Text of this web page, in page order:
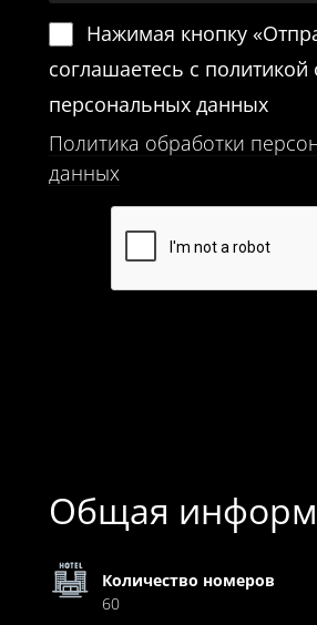
Нажимая кнопку
соглашаетесь с политикой
персональных данных
Политика обработки
данных
Общая
Количество номеров
60